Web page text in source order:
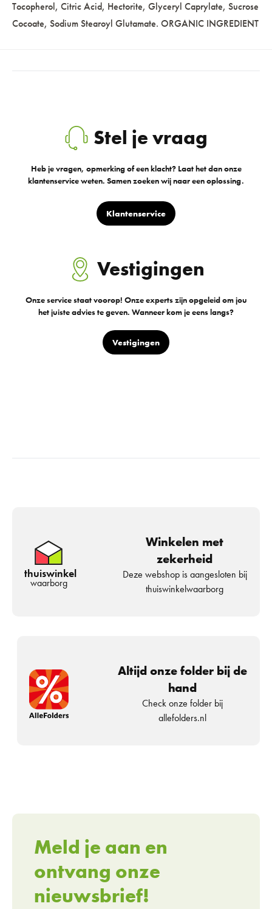
Tocopherol, Citric Acid, Hectorite, Glyceryl Caprylate, Sucrose
Cocoate, Sodium Stearoyl Glutamate. ORGANIC INGREDIENT
Stel je vraag
Heb je vragen, opmerking of een klacht? Laat het dan onze
klantenservice weten. Samen zoeken wij naar een oplossing.
Klantenservice
Vestigingen
Onze service staat voorop! Onze experts zijn opgeleid om jou
het juiste advies te geven. Wanneer kom je eens langs?
Vestigingen
thuiswinkel
waarborg
Winkelen met
zekerheid
Deze webshop is aangesloten bij
thuiswinkelwaarborg
Altijd onze folder bij de
hand
Check onze folder bij
allefolders.nl
Meld je aan en
ontvang onze
nieuwsbrief!